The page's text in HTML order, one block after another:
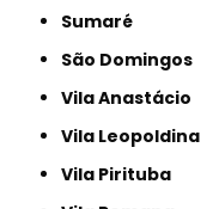
Sumaré
São Domingos
Vila Anastácio
Vila Leopoldina
Vila Pirituba